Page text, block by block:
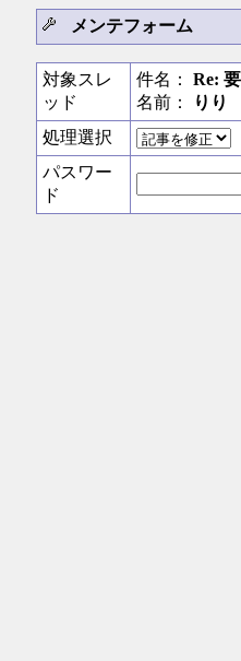
メンテフォーム
対象スレ
ッド
件名： Re:
名前：
りり
処理選択
パスワー
ド